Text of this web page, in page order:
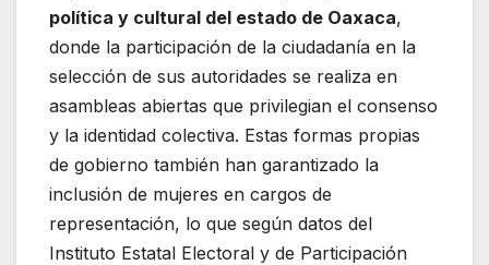
política y cultural del estado de Oaxaca,
donde la participación de la ciudadanía en la
selección de sus autoridades se realiza en
asambleas abiertas que privilegian el consenso
y la identidad colectiva. Estas formas propias
de gobierno también han garantizado la
inclusión de mujeres en cargos de
representación, lo que según datos del
Instituto Estatal Electoral y de Participación